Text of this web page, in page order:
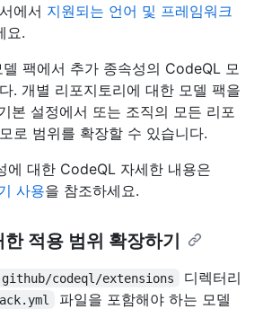
에서 지원되는 언어 및 프레임워크
요.
팩에서 추가 종속성의 CodeQL 모
. 개별 리포지토리에 대한 모델 팩을
본 설정에서 또는 조직의 모든 리포
로 범위를 확장할 수 있습니다.
에 대한 CodeQL 자세한 내용은
사용을 참조하세요.
적용 범위 확장하기
codeql/extensions
디렉터리
파일을 포함해야 하는 모델